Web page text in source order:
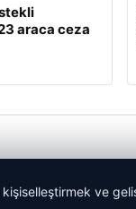
araca ceza
ve